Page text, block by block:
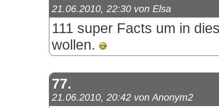
21.06.2010, 22:30 von Elsa
111 super Facts um in
wollen.
77.
21.06.2010, 20:42 von Anonym2